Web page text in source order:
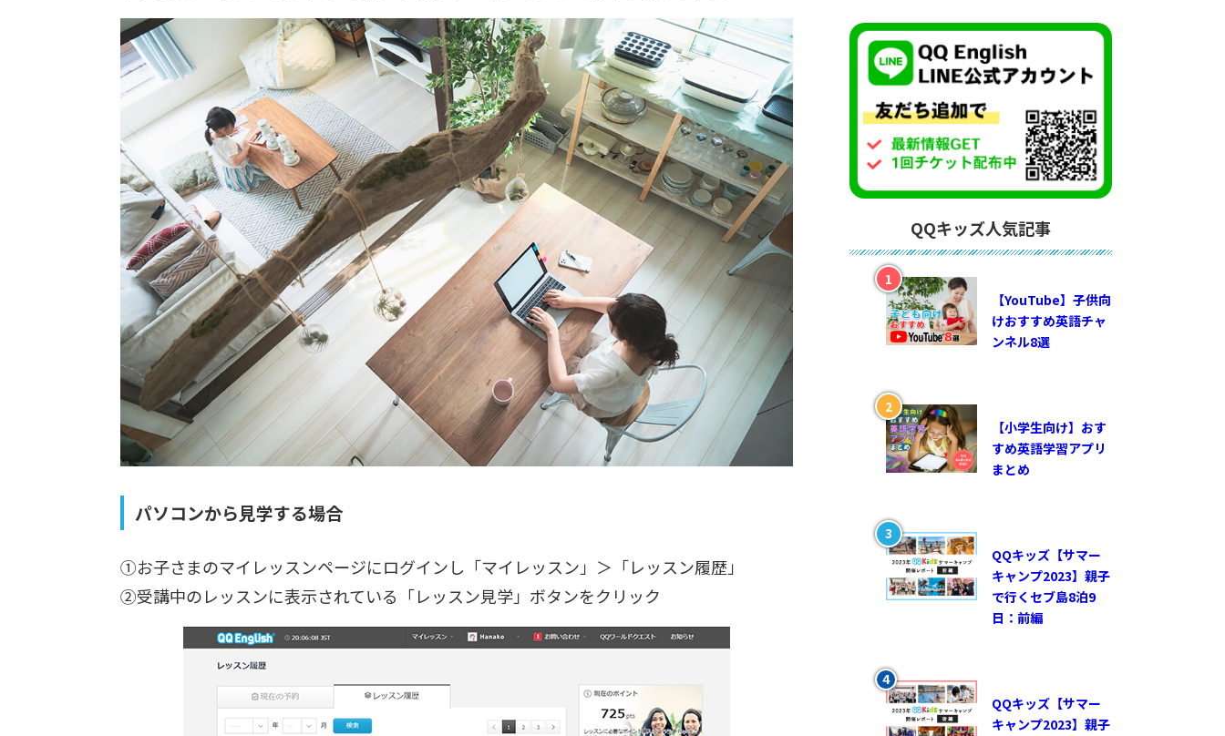
パソコンから見学する場合
①お子さまのマイレッスンページにログインし「マイレッスン」＞「レッスン履歴」
②受講中のレッスンに表示されている「レッスン見学」ボタンをクリック
QQキッズ人気記事
【YouTube】子供向
けおすすめ英語チャ
ンネル8選
【小学生向け】おす
すめ英語学習アプリ
まとめ
QQキッズ【サマー
キャンプ2023】親子
で行くセブ島8泊9
日：前編
QQキッズ【サマー
キャンプ2023】親子